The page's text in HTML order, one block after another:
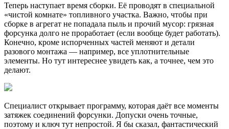
Теперь наступает время сборки. Её проводят в специальной
«чистой комнате» топливного участка. Важно, чтобы при
сборке в агрегат не попадала пыль и прочий мусор: грязная
форсунка долго не проработает (если вообще будет работать).
Конечно, кроме испорченных частей меняют и детали
разового монтажа — например, все уплотнительные
элементы. Но тут интереснее увидеть как, а точнее, чем это
делают.
Специалист открывает программу, которая даёт все моменты
затяжек соединений форсунки. Допуски очень точные,
поэтому и ключ тут непростой. Я бы сказал, фантастический